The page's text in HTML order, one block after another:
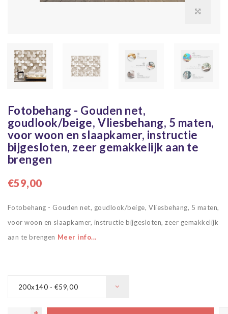
Fotobehang - Gouden net,
goudlook/beige, Vliesbehang, 5 maten,
voor woon en slaapkamer, instructie
bijgesloten, zeer gemakkelijk aan te
brengen
€59,00
Fotobehang - Gouden net, goudlook/beige, Vliesbehang, 5 maten,
voor woon en slaapkamer, instructie bijgesloten, zeer gemakkelijk
aan te brengen Meer info...
200x140 - €59,00